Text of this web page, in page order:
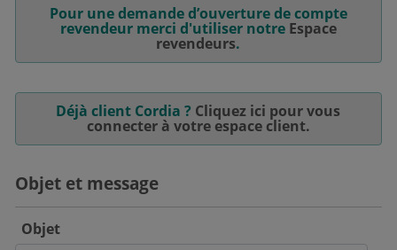
Pour une demande d’ouverture de compte
revendeur merci d'utiliser notre Espace
revendeurs.
Déjà client Cordia ? Cliquez ici pour vous
connecter à votre espace client.
Objet et message
Objet